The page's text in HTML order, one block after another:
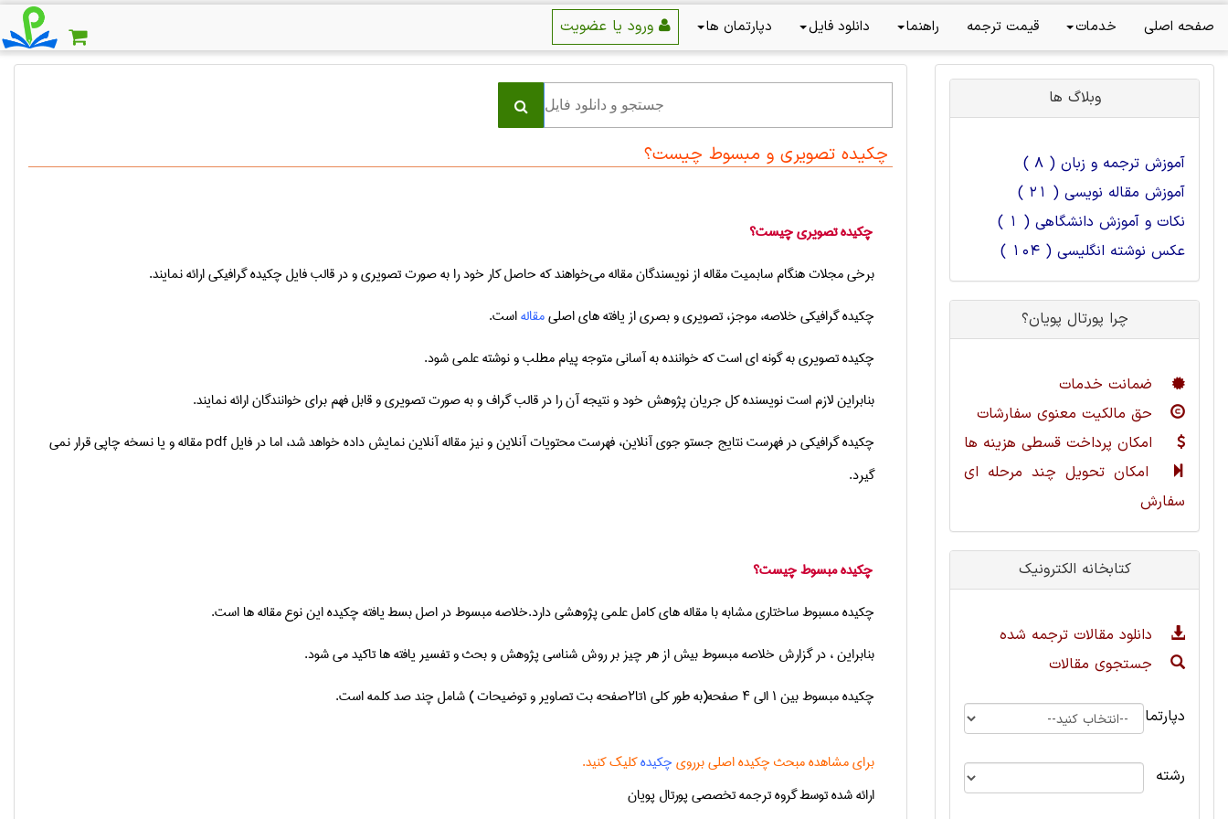
صفحه اصلی خدمات قیمت ترجمه راهنما دانلود فایل دپارتمان ها
چکیده تصویری و مبسوط چیست؟
چکیده تصویری چیست؟
برخی مجلات هنگام سابمیت مقاله از نویسندگان مقاله می‌خواهند که حاصل کار خود را به صورت تصویری و در قالب فایل چکیده گرافیکی ارائه نمایند.
چکیده گرافیکی خلاصه، موجز، تصویری و بصری از یافته های اصلیمقالهاست.
چکیده تصویری به گونه ای است که خواننده به آسانی متوجه پیام مطلب و نوشته علمی شود.
بنابراین لازم است نویسنده کل جریان پژوهش خود و نتیجه آن را در قالب گراف و به صورت تصویری و قابل فهم برای خوانندگان ارائه نمایند.
چکیده گرافیکی در فهرست نتایج جستو جوی آنلاین، فهرست محتويات آنلاین و نیز مقاله آنلاین نمایش داده خواهد شد، اما در فایلpdfمقاله و یا نسخه چاپی قرار نمی
گیرد.
چکیده مسبوط ساختاری مشابه با مقاله های کامل علمی پژوهشی دارد.خلاصه مبسوط در اصل بسط یافته چکیده این نوع مقاله ها است.
بنابراین ، در گزارش خلاصه مبسوط بیش از هر چیز بر روش شناسی پژوهش و بحث و تفسیر یافته ها تاکید می شود.
چکیده مبسوط بین ۱ الی ۴ صفحه(به طور کلی ۱تا۲صفحه بت تصاویر و توضیحات ) شامل چند صد کلمه است.
برای مشاهده مبحث چکیده اصلی بررویچکیدهکلیک کنید.
ارائه شده توسط گروه ترجمه تخصصی پورتال پویان
وبلاگ ها
آموزش ترجمه و زبان ( 8 )
آموزش مقاله نویسی ( 21 )
نکات و آموزش دانشگاهی ( 1 )
عکس نوشته انگلیسی ( 104 )
چرا پورتال پویان؟
ضمانت خدمات
حق مالکیت معنوی سفارشات
امکان پرداخت قسطی هزینه ها
امکان تحویل چند مرحله ای
سفارش
کتابخانه الکترونیک
دانلود مقالات ترجمه شده
جستجوی مقالات
دپارتمان
رشته